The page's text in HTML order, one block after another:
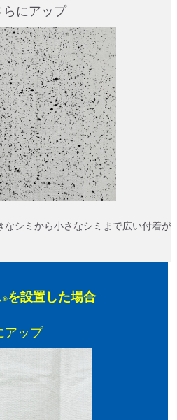
らにアップ
なシミから小さなシミまで広い付着が
®を設置した場合
アップ